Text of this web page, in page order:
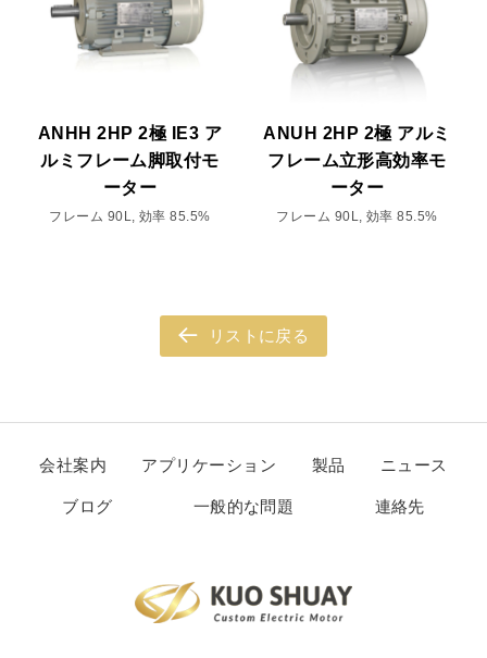
ANHH 2HP 2極 IE3 ア
ルミフレーム脚取付モ
ーター
フレーム 90L, 効率 85.5%
ANUH 2HP 2極 アルミ
フレーム立形高効率モ
ーター
フレーム 90L, 効率 85.5%
リストに戻る
会社案内 アプリケーション 製品 ニュース
ブログ 一般的な問題 連絡先